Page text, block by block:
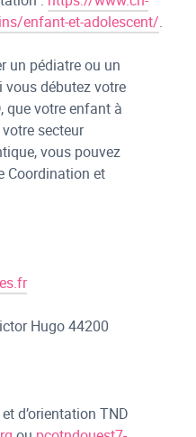
enfant-et-adolescent/.
un pédiatre ou un
vous débutez votre
que votre enfant à
secteur
vous pouvez
Coordination et
Hugo 44200
d’orientation TND